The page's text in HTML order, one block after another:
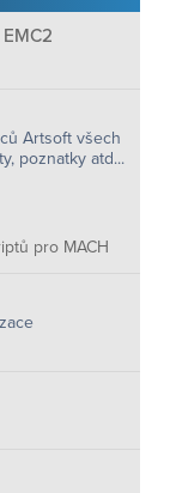
Artsoft všech
poznatky atd...
pro MACH